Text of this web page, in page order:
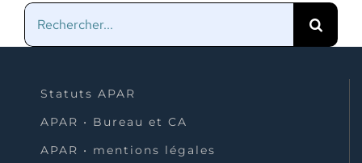
Rechercher:
Statuts APAR
APAR • Bureau et CA
APAR • mentions légales